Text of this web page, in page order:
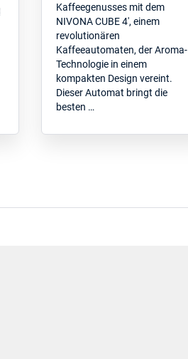
Kaffeegenusses mit dem
NIVONA CUBE 4', einem
revolutionären
Kaffeeautomaten, der Aroma-
Technologie in einem
kompakten Design vereint.
Dieser Automat bringt die
besten …